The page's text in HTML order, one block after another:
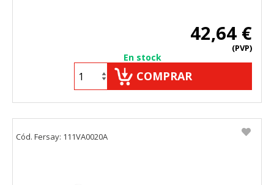
42,64 €
(PVP)
En stock
COMPRAR
Cód. Fersay: 111VA0020A